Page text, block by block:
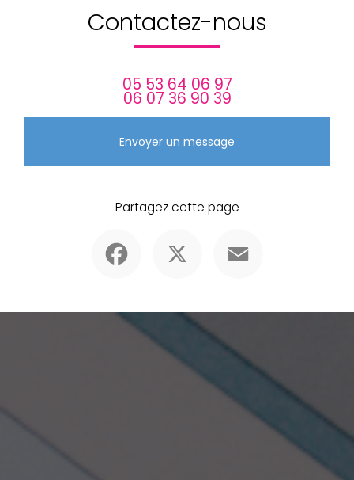
Contactez-nous
05 53 64 06 97
06 07 36 90 39
Envoyer un message
Partagez cette page